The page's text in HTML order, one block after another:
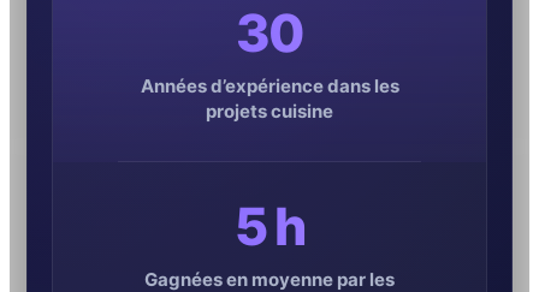
30
Années d’expérience dans les
projets cuisine
5 h
Gagnées en moyenne par les